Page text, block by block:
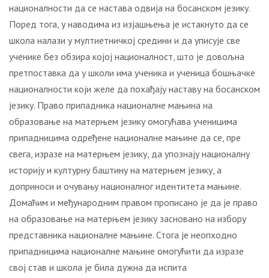
националности да се настава одвија на босанском језику.
Поред тога, у наводима из изјашњења је истакнуто да се
школа налази у мултиетничкој средини и да уписује све
ученике без обзира којој националност, што је довољна
претпоставка да у школи има ученика и ученица бошњачке
националности који желе да похађају наставу на босанском
језику. Право припадника националне мањина на
образовање на матерњем језику омогућава ученицима
припадницима одређене националне мањине да се, пре
свега, изразе на матерњем језику, да упознају националну
историју и културну баштину на матерњем језику, а
доприноси и очувању националног идентитета мањине.
Домаћим и међународним правом прописано је да је право
на образовање на матерњем језику засновано на избору
представника националне мањине. Стога је неопходно
припадницима националне мањине омогућити да изразе
свој став и школа је била дужна да испита